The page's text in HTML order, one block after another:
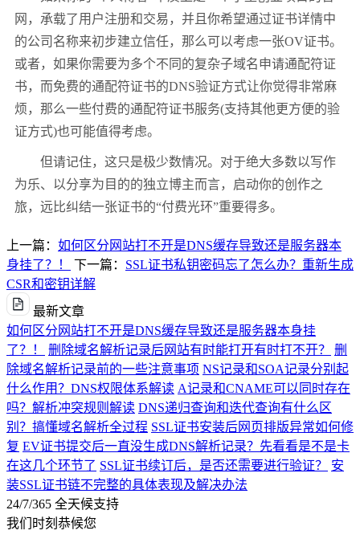
网，承载了用户注册和交易，并且你希望通过证书详情中
的公司名称来初步建立信任，那么可以考虑一张OV证书。
或者，如果你需要为多个不同的复杂子域名申请通配符证
书，而免费的通配符证书的DNS验证方式让你觉得非常麻
烦，那么一些付费的通配符证书服务(支持其他更方便的验
证方式)也可能值得考虑。
但请记住，这只是极少数情况。对于绝大多数以写作
为乐、以分享为目的的独立博主而言，启动你的创作之
旅，远比纠结一张证书的“付费光环”重要得多。
上一篇： 如何区分网站打不开是DNS缓存导致还是服务器本
身挂了？！
下一篇： SSL证书私钥密码忘了怎么办？重新生成
CSR和密钥详解
最新文章
如何区分网站打不开是DNS缓存导致还是服务器本身挂
了？！
删除域名解析记录后网站有时能打开有时打不开？
删
除域名解析记录前的一些注意事项 NS记录和SOA记录分别起
什么作用？DNS权限体系解读 A记录和CNAME可以同时存在
吗？解析冲突规则解读 DNS递归查询和迭代查询有什么区
别？搞懂域名解析全过程 SSL证书安装后网页排版异常如何修
复 EV证书提交后一直没生成DNS解析记录？先看看是不是卡
在这几个环节了 SSL证书续订后，是否还需要进行验证？
安
装SSL证书链不完整的具体表现及解决办法
24/7/365 全天候支持
我们时刻恭候您